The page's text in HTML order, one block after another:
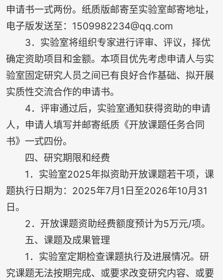
申请书一式两份。纸质版邮寄至实验室邮寄地址，
电子版发送至：1509982234@qq.com
3．实验室将组织专家进行评审、评议，择优
确定资助项目和金额。本项目优先考虑申请人与实
验室固定研究人员之间已有良好合作基础、拟开展
实质性交流合作的申请书。
4．评审通过后，实验室通知获得资助的申请
人，申请人填写并邮寄纸质《开放课题任务合同
书》一式四份。
四、研究期限和经费
1．实验室2025年拟资助开放课题若干项，课
题执行日期为：2025年7月1日至2026年10月31
日。
2．开放课题资助经费额度预计为5万元/项。
五、课题及成果管理
1．实验室定期检查课题执行及进展情况。研
究课题无法按期完成、或要求改变研究内容、或要